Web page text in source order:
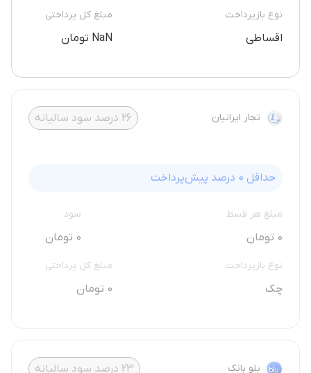
نوع بازپرداخت
اقساطی
مبلغ کل پرداختی
NaN تومان
تجار ایرانیان 26 درصد سود سالیانه
حداقل 0 درصد پیش‌پرداخت
مبلغ هر قسط
0 تومان
سود
0 تومان
نوع بازپرداخت
چک
مبلغ کل پرداختی
0 تومان
بلو بانک 23 درصد سود سالیانه